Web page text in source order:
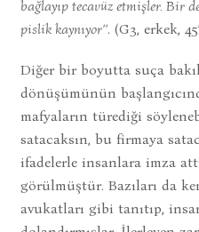
bağlayıp tecavüz etmişler. Bir
pislik kaynıyor’’. (G3, erkek,
Diğer bir boyutta suça
dönüşümünün
mafyaların türediği
satacaksın, bu firmaya
ifadelerle insanlara imza
görülmüştür. Bazıları da
avukatları gibi tanıtıp,